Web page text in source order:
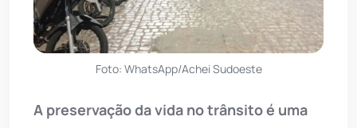
Foto: WhatsApp/Achei Sudoeste
A preservação da vida no trânsito é uma